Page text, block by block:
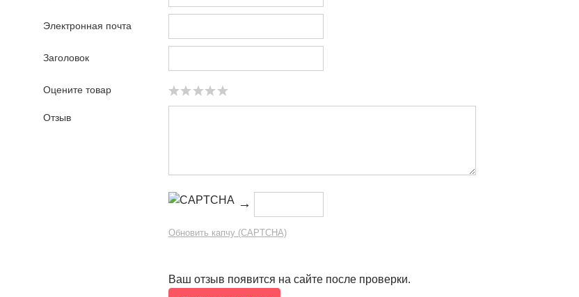
Электронная почта
Заголовок
Оцените товар
Отзыв
→
Обновить капчу (CAPTCHA)
Ваш отзыв появится на сайте после проверки.